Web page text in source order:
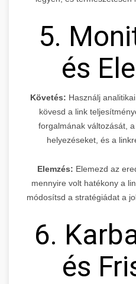
5.
és
Követés: Használj
kövesd a link
forgalmának változását,
helyezéseket, és a
Elemzés: Elemezd az
mennyire volt hatékony a
módosítsd a stratégiádat a
6.
és